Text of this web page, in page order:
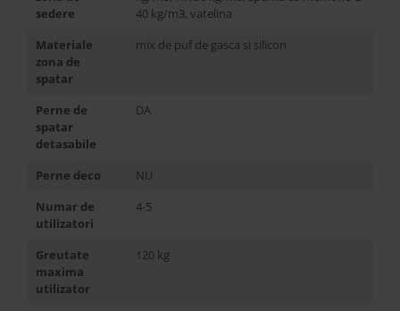
sedere
40 kg/m3, vatelina
Materiale
zona de
spatar
mix de puf de gasca si silicon
Perne de
spatar
detasabile
DA
Perne deco
NU
Numar de
utilizatori
4-5
Greutate
maxima
utilizator
120 kg